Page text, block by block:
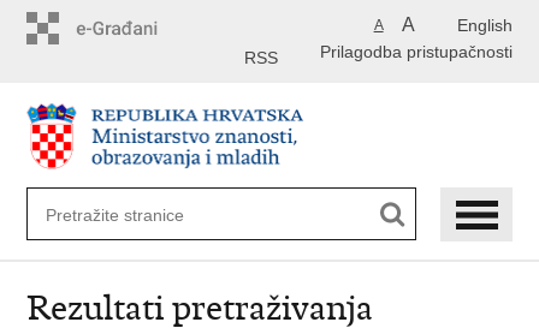
English
A A
Prilagodba pristupačnosti
RSS
Rezultati pretraživanja